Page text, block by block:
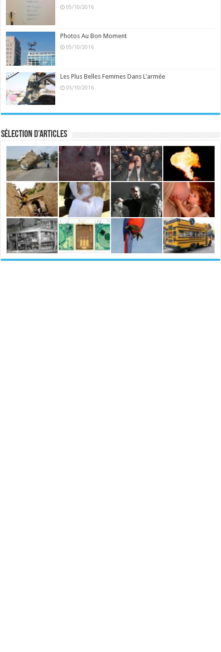
05/10/2016
Photos Au Bon Moment
05/10/2016
Les Plus Belles Femmes Dans L'armée
05/10/2016
Sélection d’articles